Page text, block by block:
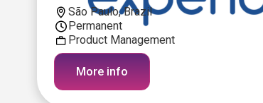
São Paulo, Brazil
Permanent
Product Management
More info